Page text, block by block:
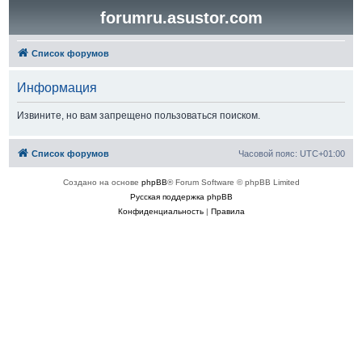
forumru.asustor.com
Список форумов
Информация
Извините, но вам запрещено пользоваться поиском.
Список форумов Часовой пояс: UTC+01:00
Создано на основе phpBB® Forum Software © phpBB Limited
Русская поддержка phpBB
Конфиденциальность| Правила